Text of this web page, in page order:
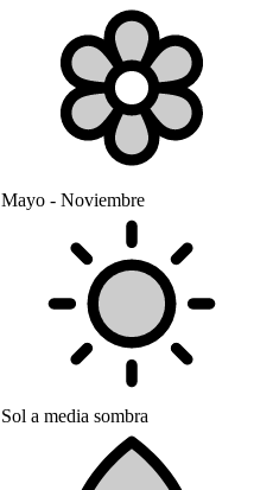
Mayo - Noviembre
Sol a media sombra